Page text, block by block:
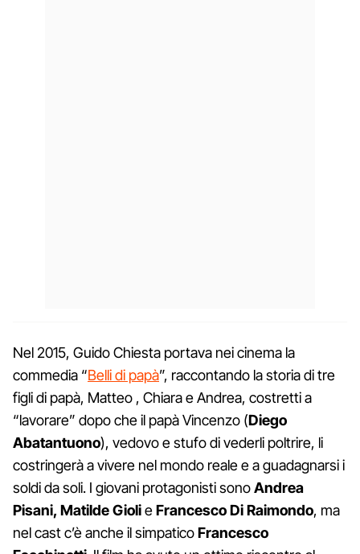
Nel 2015, Guido Chiesta portava nei cinema la
commedia “Belli di papà”, raccontando la storia di tre
figli di papà, Matteo , Chiara e Andrea, costretti a
“lavorare” dopo che il papà Vincenzo (Diego
Abatantuono), vedovo e stufo di vederli poltrire, li
costringerà a vivere nel mondo reale e a guadagnarsi i
soldi da soli. I giovani protagonisti sonoAndrea
Pisani, Matilde GiolieFrancesco Di Raimondo, ma
nel cast c’è anche il simpaticoFrancesco